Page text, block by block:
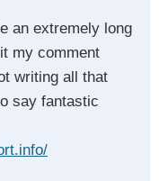
an extremely long
my comment
writing all that
say fantastic